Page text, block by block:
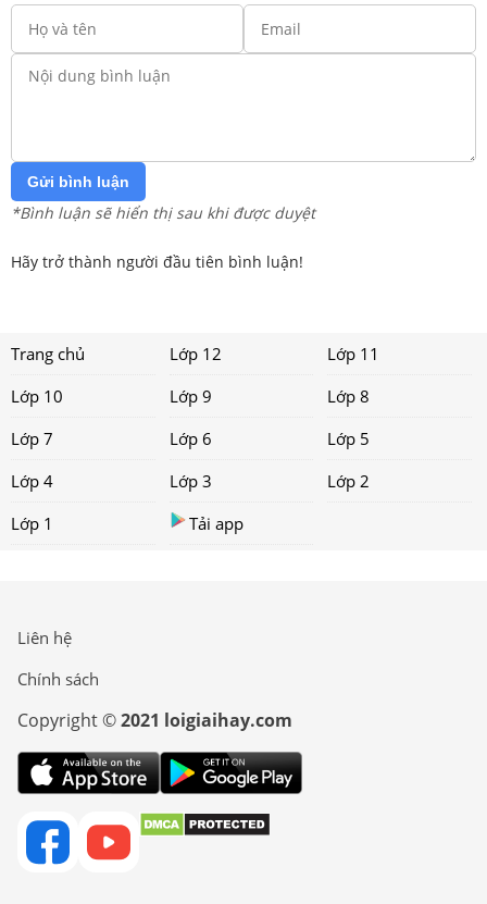
Gửi bình luận
*Bình luận sẽ hiển thị sau khi được duyệt
Hãy trở thành người đầu tiên bình luận!
Trang chủ Lớp 12
Lớp 11
Lớp 10
Lớp 9
Lớp 8
Lớp 7
Lớp 6
Lớp 5
Lớp 4
Lớp 3
Lớp 2
Lớp 1
Tải app
Liên hệ
Chính sách
Copyright ©2021 loigiaihay.com